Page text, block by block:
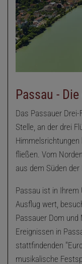
Passau -
Das Passauer
Stelle, an der drei
fließen. Vom
aus dem Süden der
Passau ist in Ihrem
Ausflug wert,
Passauer Dom und
Ereignissen in
stattfindenden
musikalische